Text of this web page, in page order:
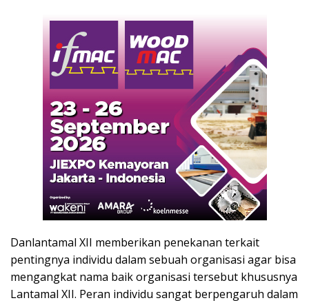
Danlantamal XII memberikan penekanan terkait
pentingnya individu dalam sebuah organisasi agar bisa
mengangkat nama baik organisasi tersebut khususnya
Lantamal XII. Peran individu sangat berpengaruh dalam